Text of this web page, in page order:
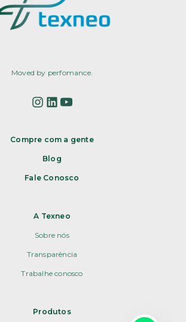
Moved by perfomance.
Compre com a gente
Blog
Fale Conosco
A Texneo
Sobre nós
Transparência
Trabalhe conosco
Produtos